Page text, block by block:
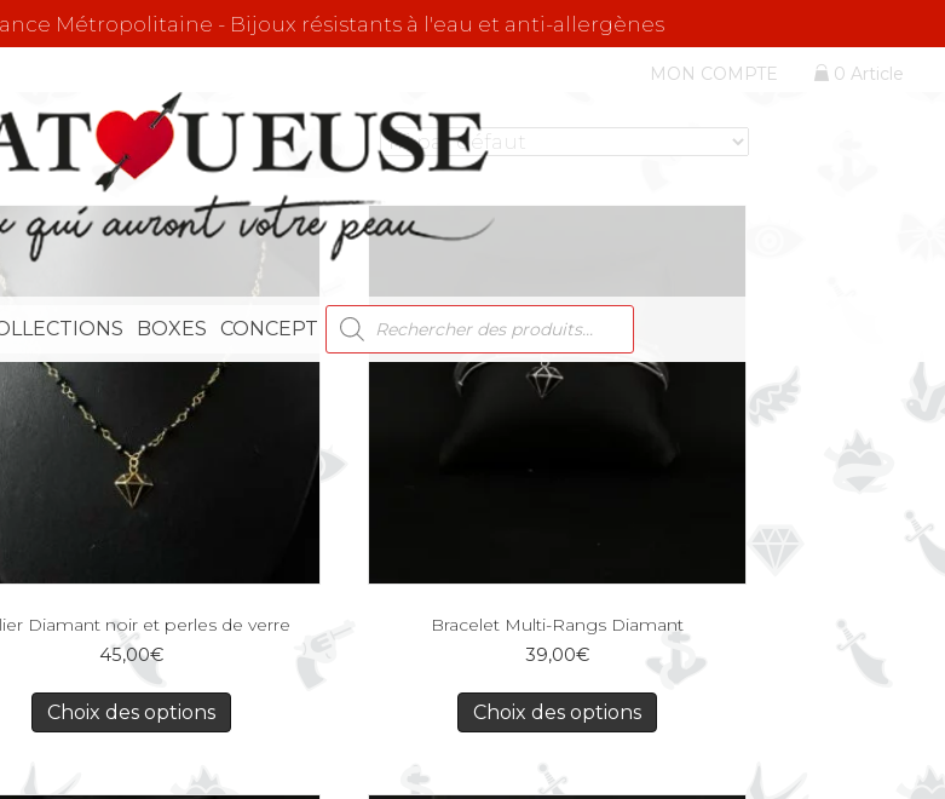
Métropolitaine - Bijoux résistants à l'eau et anti-allergènes
MON COMPTE 0 Article
BOXES CONCEPT
RECHERCHE
DE
PRODUITS
Diamant noir et perles de verre
45,00€
Choix des options
Bracelet Multi-Rangs Diamant
39,00€
Choix des options